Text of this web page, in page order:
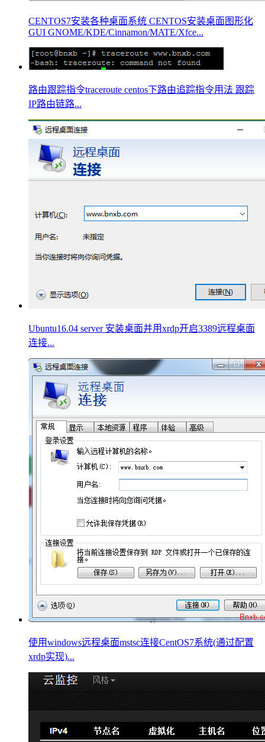
CENTOS7安装各种桌面系统 CENTOS安装桌面图形化
GUI GNOME/KDE/Cinnamon/MATE/Xfce...
路由跟踪指令traceroute centos下路由追踪指令用法 跟踪
IP路由链路...
Ubuntu16.04 server 安装桌面并用xrdp开启3389远程桌面
连接...
使用windows远程桌面mstsc连接CentOS7系统(通过配置
xrdp实现)...